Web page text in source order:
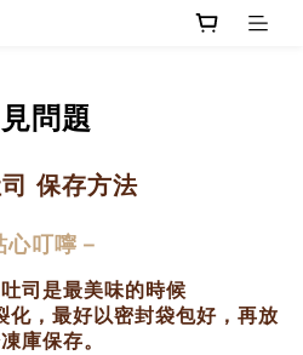
問題
保存方法
心叮嚀 －
司是最美味的時候
化，最好以密封袋包好，再放
庫保存。